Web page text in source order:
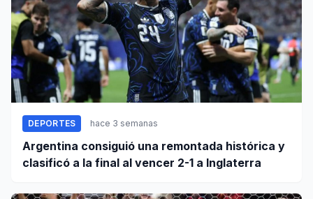
DEPORTES hace 3 semanas
Argentina consiguió una remontada histórica y
clasificó a la final al vencer 2-1 a Inglaterra